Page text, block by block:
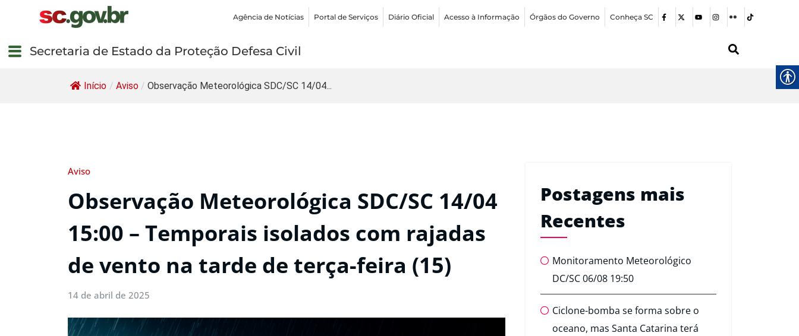
Agência de Notícias Portal de Serviços Diário Oficial Acesso à Informação Órgãos do Governo Conheça SC
Secretaria de Estado da Proteção Defesa Civil
Início / Aviso / Observação Meteorológica SDC/SC 14/04...
Aviso
Observação Meteorológica SDC/SC 14/04
15:00 – Temporais isolados com rajadas
de vento na tarde de terça-feira (15)
14 de abril de 2025
Postagens mais
Recentes
Monitoramento Meteorológico
DC/SC 06/08 19:50
Ciclone-bomba se forma sobre o
oceano, mas Santa Catarina terá